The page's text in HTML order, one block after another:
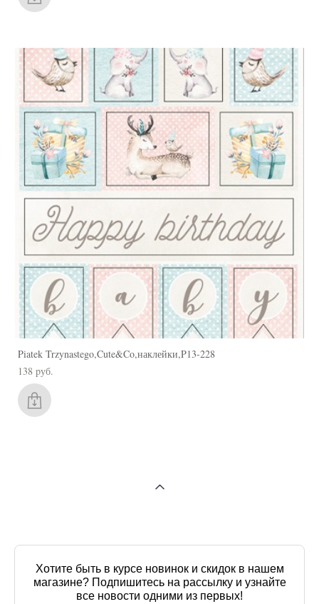
Piatek Trzynastego,Cute&Co,наклейки,P13-228
138 pуб.
Хотите быть в курсе новинок и скидок в нашем
магазине? Подпишитесь на рассылку и узнайте
все новости одними из первых!